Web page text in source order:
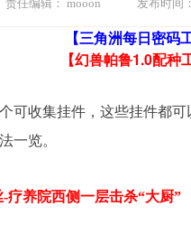
责任编辑： mooon 发布时间：
【三角洲每日密码
【幻兽帕鲁1.0配种
可收集挂件，这些挂件都
一览。
疗养院西侧一层击杀“大厨”